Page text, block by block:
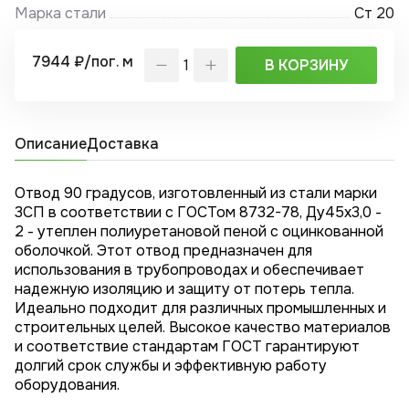
Марка стали
Ст 20
7944 ₽/пог. м В КОРЗИНУ
ОписаниеДоставка
Отвод 90 градусов, изготовленный из стали марки
3СП в соответствии с ГОСТом 8732-78, Ду45x3,0 -
2 - утеплен полиуретановой пеной с оцинкованной
оболочкой. Этот отвод предназначен для
использования в трубопроводах и обеспечивает
надежную изоляцию и защиту от потерь тепла.
Идеально подходит для различных промышленных и
строительных целей. Высокое качество материалов
и соответствие стандартам ГОСТ гарантируют
долгий срок службы и эффективную работу
оборудования.